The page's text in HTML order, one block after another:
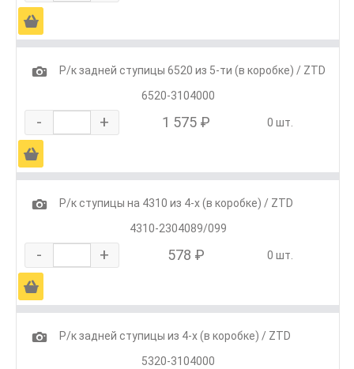
Ä
1
Р/к задней ступицы 6520 из 5-ти (в коробке) / ZTD
6520-3104000
- + 1 575 ₽ 0 шт.
Ä
1
Р/к ступицы на 4310 из 4-х (в коробке) / ZTD
4310-2304089/099
- + 578 ₽ 0 шт.
Ä
1
Р/к задней ступицы из 4-х (в коробке) / ZTD
5320-3104000